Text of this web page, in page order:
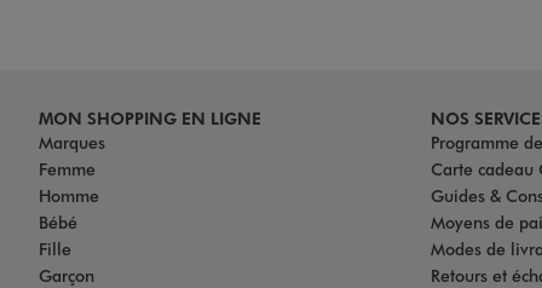
MON SHOPPING EN LIGNE
Marques
Femme
Homme
Bébé
Fille
Garçon
NOS
Programme
Carte cadeau
Guides &
Moyens de
Modes de
Retours et